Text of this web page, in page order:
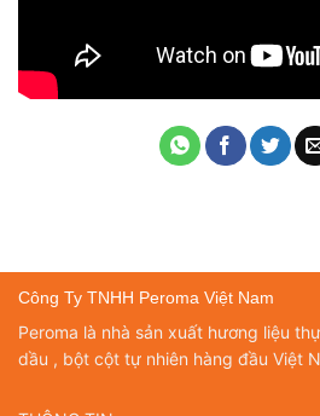
Công Ty TNHH Peroma Việt Nam
Peroma là nhà sản xuất hương liệu
dầu , bột cột tự nhiên hàng đầu Việt